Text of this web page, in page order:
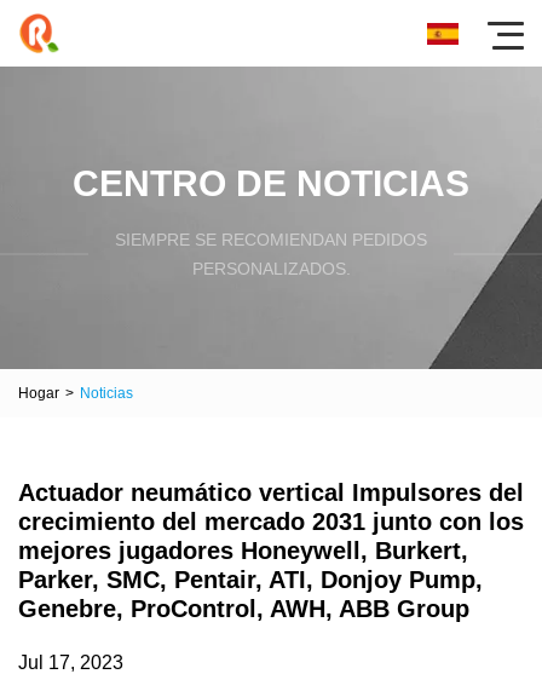
CENTRO DE NOTICIAS
SIEMPRE SE RECOMIENDAN PEDIDOS
PERSONALIZADOS.
Hogar > Noticias
Actuador neumático vertical Impulsores del
crecimiento del mercado 2031 junto con los
mejores jugadores Honeywell, Burkert,
Parker, SMC, Pentair, ATI, Donjoy Pump,
Genebre, ProControl, AWH, ABB Group
Jul 17, 2023